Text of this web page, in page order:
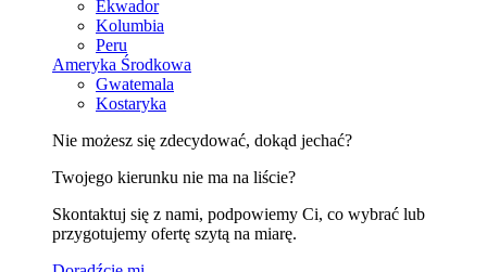
Ekwador
Kolumbia
Peru
Ameryka Środkowa
Gwatemala
Kostaryka
Nie możesz się zdecydować, dokąd jechać?
Twojego kierunku nie ma na liście?
Skontaktuj się z nami, podpowiemy Ci, co wybrać lub
przygotujemy ofertę szytą na miarę.